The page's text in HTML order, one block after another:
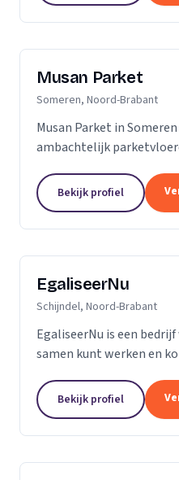
Musan Parket
Someren, Noord-Brabant
Musan Parket in
ambachtelijk
het adres bij uitstek voor
bestaande...
Bekijk profiel
EgaliseerNu
Schijndel, Noord-Brabant
EgaliseerNu is een
samen kunt werken en
uitziet.Bekijk profiel